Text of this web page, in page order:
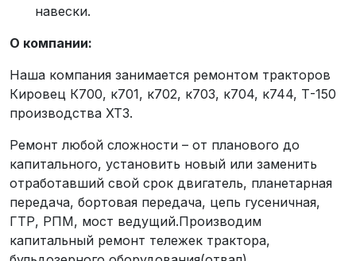
навески.
О компании:
Наша компания занимается ремонтом тракторов
Кировец К700, к701, к702, к703, к704, к744, Т-150
производства ХТЗ.
Ремонт любой сложности – от планового до
капитального, установить новый или заменить
отработавший свой срок двигатель, планетарная
передача, бортовая передача, цепь гусеничная,
ГТР, РПМ, мост ведущий.Производим
капитальный ремонт тележек трактора,